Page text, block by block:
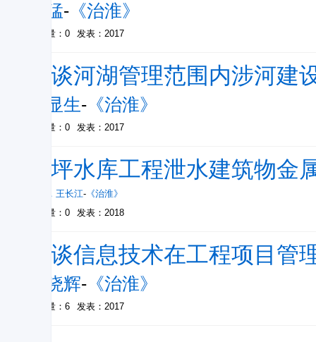
刘猛- 《治淮》
被引量：0 发表：2017
浅谈河湖管理范围内涉河建
王显生- 《治淮》
被引量：0 发表：2017
前坪水库工程泄水建筑物
， 王长江- 《治淮》
被引量：0
发表：2018
浅谈信息技术在工程项目管
刘晓辉- 《治淮》
被引量：6 发表：2017